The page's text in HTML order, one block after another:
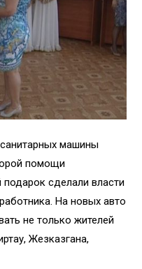
машины
помощи
сделали власти
На новых авто
не только жителей
Жезказгана,